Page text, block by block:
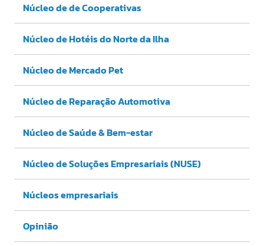
Núcleo de de Cooperativas
Núcleo de Hotéis do Norte da Ilha
Núcleo de Mercado Pet
Núcleo de Reparação Automotiva
Núcleo de Saúde & Bem-estar
Núcleo de Soluções Empresariais (NUSE)
Núcleos empresariais
Opinião